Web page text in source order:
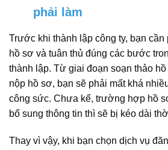
phải làm
Trước khi thành lập công ty, bạn cần
hồ sơ và tuân thủ đúng các bước
thành lập. Từ giai đoạn soạn thảo
nộp hồ sơ, bạn sẽ phải mất khá
công sức. Chưa kể, trường hợp hồ
bổ sung thông tin thì sẽ bị kéo dài
Thay vì vậy, khi bạn chọn dịch vụ